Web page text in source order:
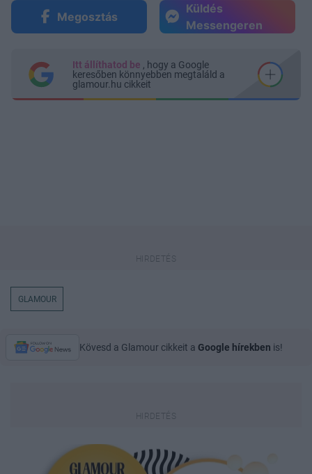
Megosztás
Küldés
Messengeren
Itt állíthatod be , hogy a Google
keresőben könnyebben megtaláld a
glamour.hu cikkeit
GLAMOUR
Kövesd a Glamour cikkeit a Google hírekben is!